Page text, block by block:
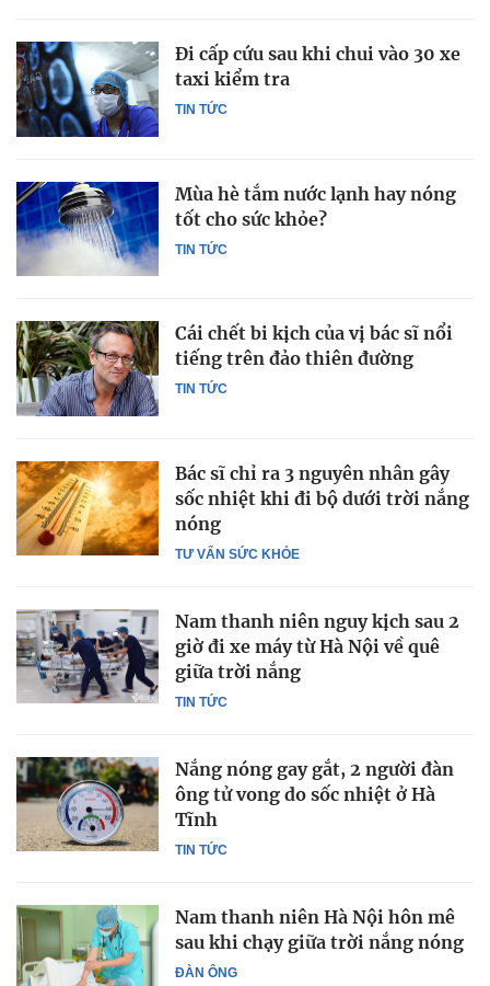
TIN TỨC
Đi cấp cứu sau khi chui vào 30 xe
taxi kiểm tra
TIN TỨC
Mùa hè tắm nước lạnh hay nóng
tốt cho sức khỏe?
TIN TỨC
Cái chết bi kịch của vị bác sĩ nổi
tiếng trên đảo thiên đường
TƯ VẤN SỨC KHỎE
Bác sĩ chỉ ra 3 nguyên nhân gây
sốc nhiệt khi đi bộ dưới trời nắng
nóng
TIN TỨC
Nam thanh niên nguy kịch sau 2
giờ đi xe máy từ Hà Nội về quê
giữa trời nắng
TIN TỨC
Nắng nóng gay gắt, 2 người đàn
ông tử vong do sốc nhiệt ở Hà
Tĩnh
ĐÀN ÔNG
Nam thanh niên Hà Nội hôn mê
sau khi chạy giữa trời nắng nóng